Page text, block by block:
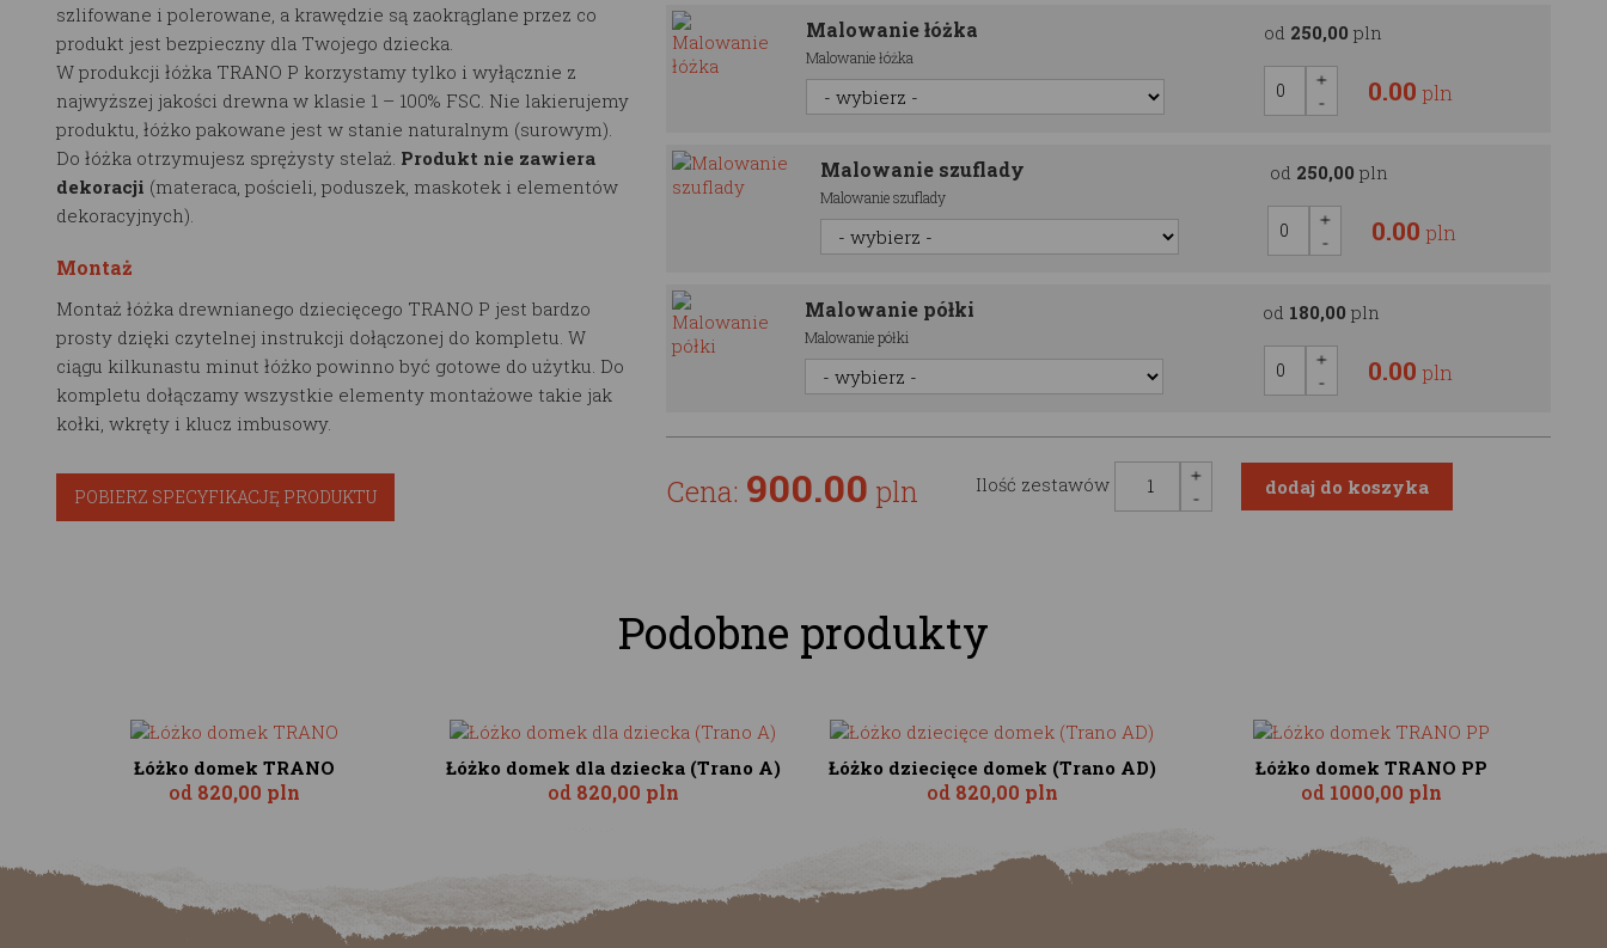
szlifowane i polerowane, a krawędzie są zaokrąglane przez co
produkt jest bezpieczny dla Twojego dziecka.
W produkcji łóżka TRANO P korzystamy tylko i wyłącznie z
najwyższej jakości drewna w klasie 1 – 100% FSC. Nie lakierujemy
produktu, łóżko pakowane jest w stanie naturalnym (surowym).
Do łóżka otrzymujesz sprężysty stelaż. Produkt nie zawiera
dekoracji (materaca, pościeli, poduszek, maskotek i elementów
dekoracyjnych).
Montaż
Montaż łóżka drewnianego dziecięcego TRANO P jest bardzo
prosty dzięki czytelnej instrukcji dołączonej do kompletu. W
ciągu kilkunastu minut łóżko powinno być gotowe do użytku. Do
kompletu dołączamy wszystkie elementy montażowe takie jak
kołki, wkręty i klucz imbusowy.
POBIERZ SPECYFIKACJĘ PRODUKTU
Malowanie łóżka
Malowanie łóżka
od 250,00 pln
0.00 pln
Malowanie szuflady
Malowanie szuflady
od 250,00 pln
0.00 pln
Malowanie półki
Malowanie półki
od 180,00 pln
0.00 pln
Cena: 900.00 pln Ilość zestawów
Podobne produkty
Łóżko domek TRANO
od 820,00 pln
Łóżko domek dla dziecka (Trano A)
od 820,00 pln
Łóżko dziecięce domek (Trano AD)
od 820,00 pln
Łóżko domek TRANO PP
od 1000,00 pln